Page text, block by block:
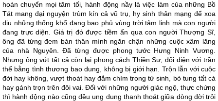
hoán chuyển mọi tăm tối, hành động nầy là việc làm của những Bồ
Tát mang đại nguyện trùm kín cả vũ trụ, hy sinh thân mạng để xoa
dịu những thống khổ đang bao phủ vùng trời tâm linh mà con người
đang trực diện. Giá trị đó được tiềm ẩn qua con người Thượng Sĩ,
ông đã từng đem bản thân mình ngăn chận những cuộc xâm lăng
của nhà Nguyên. Đã từng được phong tước Hưng Ninh Vương.
Nhưng ông vứt tất cả còn lại phong cách Thiền Sư, đối diện với trần
thế bằng tình thương bao dung, không bị giới hạn. Trộn lẫn với cuộc
đời hay không, vượt thoát hay đắm chìm trong tử sinh, bỏ tung tất cả
hay gánh trọn trên đôi vai. Đối với những người giác ngộ, thực chứng
thì hành động nào cũng đều ung dung thanh thoát giữa dòng đời trôi